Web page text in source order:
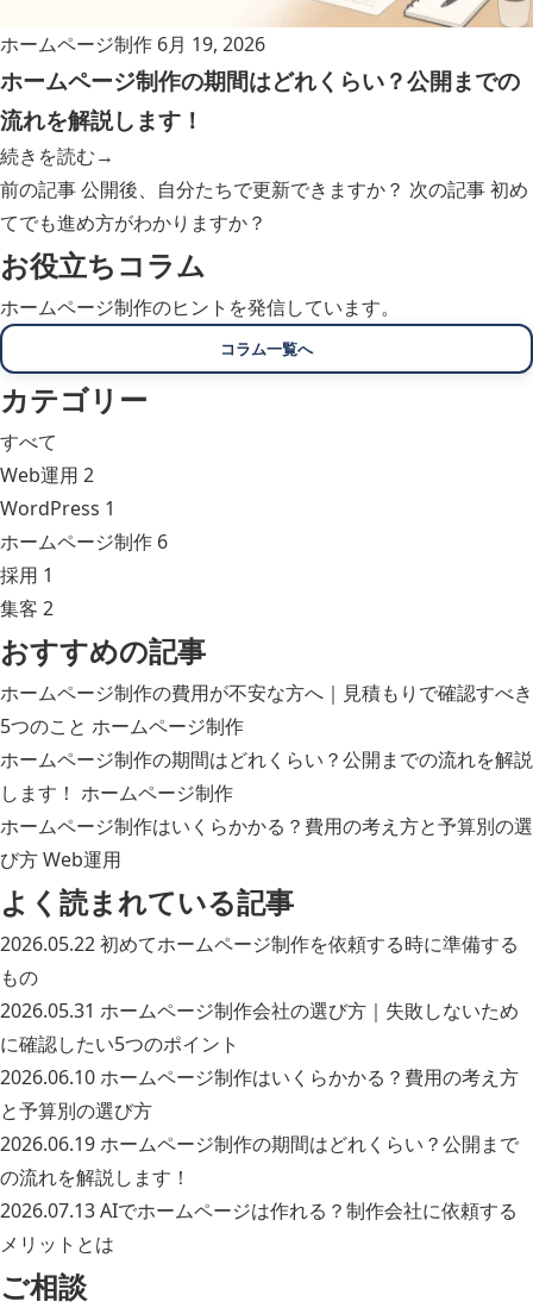
ホームページ制作 6月 19, 2026
ホームページ制作の期間はどれくらい？公開までの
流れを解説します！
続きを読む→
前の記事公開後、自分たちで更新できますか？ 次の記事初め
てでも進め方がわかりますか？
お役立ちコラム
ホームページ制作のヒントを発信しています。
コラム一覧へ
カテゴリー
すべて
Web運用 2
WordPress 1
ホームページ制作 6
採用 1
集客 2
おすすめの記事
ホームページ制作の費用が不安な方へ｜見積もりで確認すべき
5つのこと ホームページ制作
ホームページ制作の期間はどれくらい？公開までの流れを解説
します！ ホームページ制作
ホームページ制作はいくらかかる？費用の考え方と予算別の選
び方Web運用
よく読まれている記事
2026.05.22初めてホームページ制作を依頼する時に準備する
もの
2026.05.31 ホームページ制作会社の選び方｜失敗しないため
に確認したい5つのポイント
2026.06.10ホームページ制作はいくらかかる？費用の考え方
と予算別の選び方
2026.06.19ホームページ制作の期間はどれくらい？公開まで
の流れを解説します！
2026.07.13AIでホームページは作れる？制作会社に依頼する
メリットとは
ご相談